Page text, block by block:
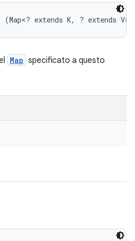
extends K, ? extends V>
Map specificato a questo